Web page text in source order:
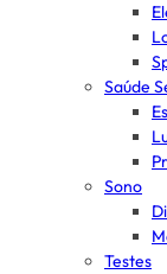
Saúde
Sono
Testes